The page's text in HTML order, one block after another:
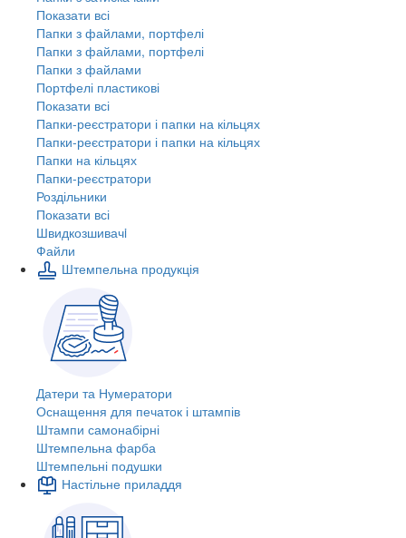
Показати всі
Папки з файлами, портфелі
Папки з файлами, портфелі
Папки з файлами
Портфелі пластикові
Показати всі
Папки-реєстратори і папки на кільцях
Папки-реєстратори і папки на кільцях
Папки на кільцях
Папки-реєстратори
Роздільники
Показати всі
Швидкозшивачi
Файли
Штемпельна продукція
Датери та Нумератори
Оснащення для печаток і штампів
Штампи самонабірні
Штемпельна фарба
Штемпельні подушки
Настільне приладдя